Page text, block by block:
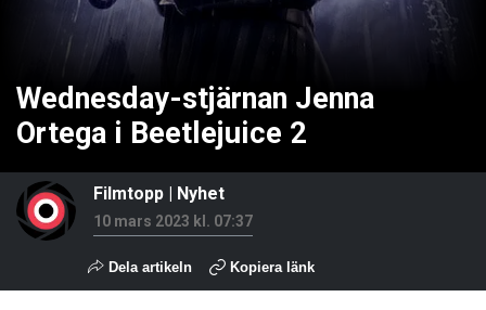
Wednesday-stjärnan Jenna
Ortega i Beetlejuice 2
Filmtopp | Nyhet
10 mars 2023 kl. 07:37
Dela artikeln Kopiera länk